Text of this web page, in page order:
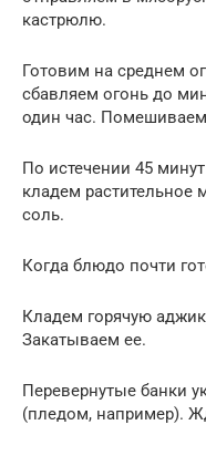
кастрюлю.
Готовим на среднем
сбавляем огонь до
один час.
По истечении 45
кладем растительное
соль.
Когда блюдо почти
Кладем горячую
Закатываем ее.
Перевернутые банки
(пледом, например).